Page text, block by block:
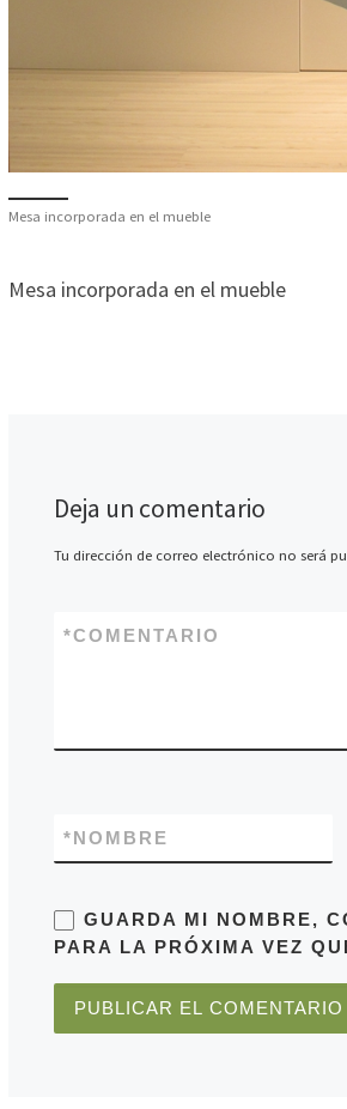
Mesa incorporada en el mueble
Mesa incorporada en el mueble
Deja un comentario
Tu dirección de correo electrónico no será
COMENTARIO
*
NOMBRE
*
GUARDA MI NOMBRE,
PARA LA PRÓXIMA VEZ